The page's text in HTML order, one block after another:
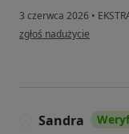
3 czerwca 2026 •
w opinii użytkownika
zgłoś nadużycie
Sandra